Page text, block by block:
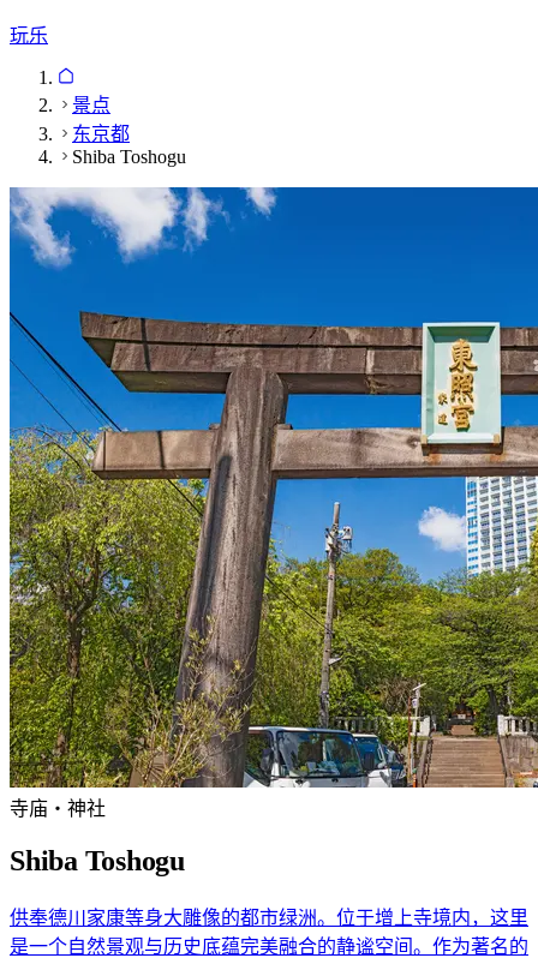
玩乐
景点
东京都
Shiba Toshogu
寺庙・神社
Shiba Toshogu
供奉德川家康等身大雕像的都市绿洲。位于增上寺境内，这里
是一个自然景观与历史底蕴完美融合的静谧空间。作为著名的